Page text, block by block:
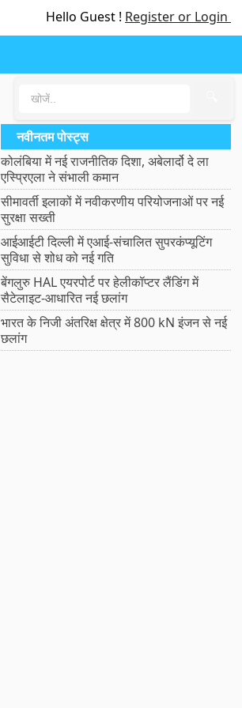
Hello Guest ! Register or Login
नवीनतम पोस्ट्स
कोलंबिया में नई राजनीतिक दिशा, अबेलार्दो दे ला
एस्प्रिएला ने संभाली कमान
सीमावर्ती इलाकों में नवीकरणीय परियोजनाओं पर नई
सुरक्षा सख्ती
आईआईटी दिल्ली में एआई-संचालित सुपरकंप्यूटिंग
सुविधा से शोध को नई गति
बेंगलुरु HAL एयरपोर्ट पर हेलीकॉप्टर लैंडिंग में
सैटेलाइट-आधारित नई छलांग
भारत के निजी अंतरिक्ष क्षेत्र में 800 kN इंजन से नई
छलांग